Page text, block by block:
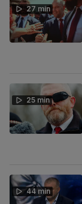
27 min
25 min
44 min